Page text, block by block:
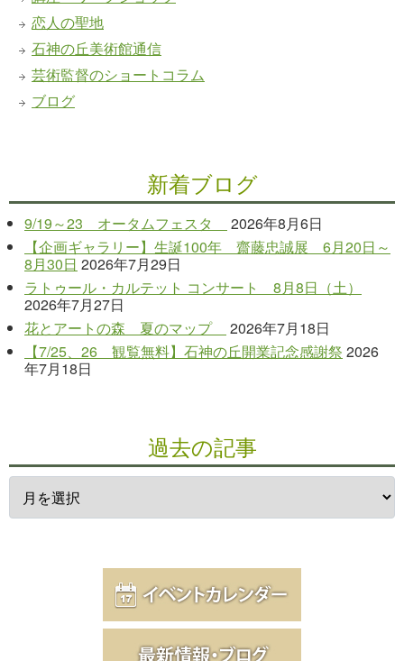
恋人の聖地
石神の丘美術館通信
芸術監督のショートコラム
ブログ
新着ブログ
9/19～23 オータムフェスタ
2026年8月6日
【企画ギャラリー】生誕100年 齋藤忠誠展 6月20日～
8月30日 2026年7月29日
ラトゥール・カルテット コンサート 8月8日（土）
2026年7月27日
花とアートの森 夏のマップ
2026年7月18日
【7/25、26 観覧無料】石神の丘開業記念感謝祭 2026
年7月18日
過去の記事